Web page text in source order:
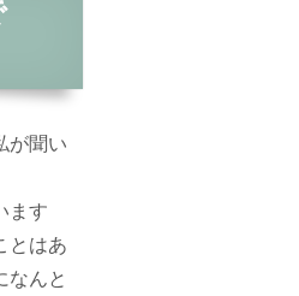
が聞い
ます
とはあ
なんと